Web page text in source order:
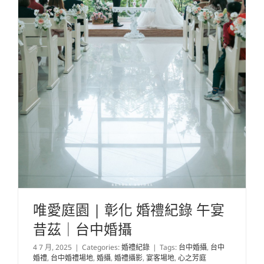
唯愛庭園 | 彰化 婚禮紀錄 午宴
昔茲｜台中婚攝
4 7 月, 2025 | Categories:婚禮紀錄 | Tags: 台中婚攝, 台中
婚禮, 台中婚禮場地, 婚攝, 婚禮攝影, 宴客場地, 心之芳庭